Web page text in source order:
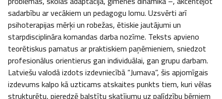
sadarbību ar vecākiem un pedagogu lomu. Uzsvērti arī
psihoterapijas mērķi un robežas, ētiskie jautājumi un
starpdisciplināra komandas darba nozīme. Teksts apvieno
teorētiskus pamatus ar praktiskiem paņēmieniem, sniedzot
profesionālus orientierus gan individuālai, gan grupu darbam.
Latviešu valodā izdots izdevniecībā “Jumava”, šis apjomīgais
izdevums kalpo kā uzticams atskaites punkts tiem, kuri vēlas
strukturētu, pieredzē balstītu skatījumu uz palīdzību bērniem